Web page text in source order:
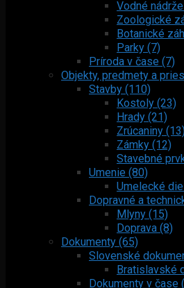
Vodné
Zoologické
Botanické
Parky (7)
Príroda v čase (7)
Objekty, predmety a
Stavby (110)
Kostoly (23)
Hrady (21)
Zrúcaniny (13)
Zámky (12)
Stavebné
Umenie (80)
Umelecké
Dopravné a
Mlyny (15)
Doprava (8)
Dokumenty (65)
Slovenské
Bratislavské
Dokumenty v čase